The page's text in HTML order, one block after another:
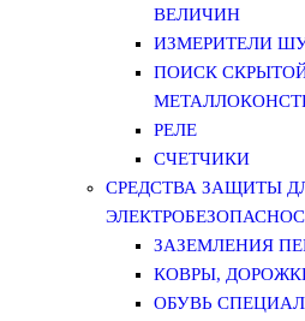
ВЕЛИЧИН
ИЗМЕРИТЕЛИ
ПОИСК
РЕЛЕ
СЧЕТЧИКИ
СРЕДСТВА ЗАЩИТЫ
ЗАЗЕМЛЕНИЯ
КОВРЫ,
ОБУВЬ